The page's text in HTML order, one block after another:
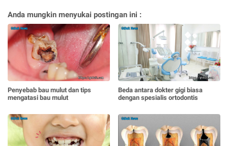
Anda mungkin menyukai postingan ini :
Penyebab bau mulut dan tips
mengatasi bau mulut
Beda antara dokter gigi biasa
dengan spesialis ortodontis